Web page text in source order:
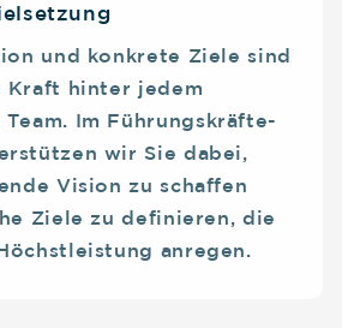
und konkrete Ziele sind
hinter jedem
Im Führungskräfte-
wir Sie dabei,
Vision zu schaffen
Ziele zu definieren, die
anregen.